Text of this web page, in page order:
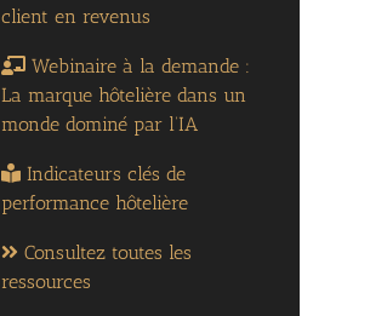
client en revenus
Webinaire à la demande :
La marque hôtelière dans un
monde dominé par l’IA
Indicateurs clés de
performance hôtelière
Consultez toutes les
ressources